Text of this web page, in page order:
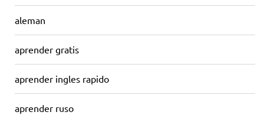
aleman
aprender gratis
aprender ingles rapido
aprender ruso